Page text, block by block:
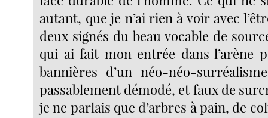
autant, que je n’ai rien à voir avec
deux signés du beau vocable de
qui ai fait mon entrée dans l’arène
bannières d’un néo-néo-
passablement démodé, et faux de
je ne parlais que d’arbres à pain, de